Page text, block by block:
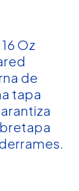
Oz
de
tapa